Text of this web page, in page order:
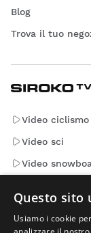
Blog
Trova il tuo
Video ciclismo
Video sci
Video
Email che
Questo sito
Usiamo i cookie